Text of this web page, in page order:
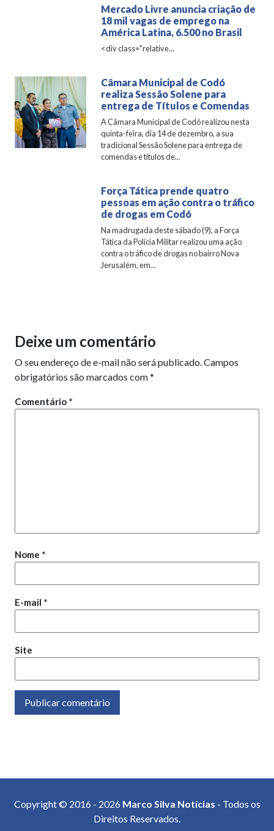
Mercado Livre anuncia criação de
18 mil vagas de emprego na
América Latina, 6.500 no Brasil
<div class="relative...
Câmara Municipal de Codó
realiza Sessão Solene para
entrega de Títulos e Comendas
A Câmara Municipal de Codó realizou nesta
quinta-feira, dia 14 de dezembro, a sua
tradicional Sessão Solene para entrega de
comendas e títulos de...
Força Tática prende quatro
pessoas em ação contra o tráfico
de drogas em Codó
Na madrugada deste sábado (9), a Força
Tática da Polícia Militar realizou uma ação
contra o tráfico de drogas no bairro Nova
Jerusalém, em...
Deixe um comentário
O seu endereço de e-mail não será publicado.Campos
obrigatórios são marcados com*
Comentário *
Nome *
E-mail *
Site
Copyright © 2016 - 2026 Marco Silva Notícias - Todos os
Direitos Reservados.